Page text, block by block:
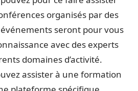
organisés par des
seront pour vous
avec des experts
domaines d’activité.
assister à une formation